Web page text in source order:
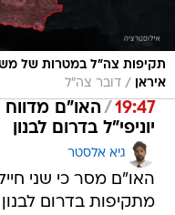
תקיפות צה"ל במטרות של
איראן
/ דובר צה"ל
19:47
/ האו"ם מדווח
יוניפי"ל בדרום לבנון
גיא אלסטר
האו"ם מסר כי שני
מתקיפות בדרום